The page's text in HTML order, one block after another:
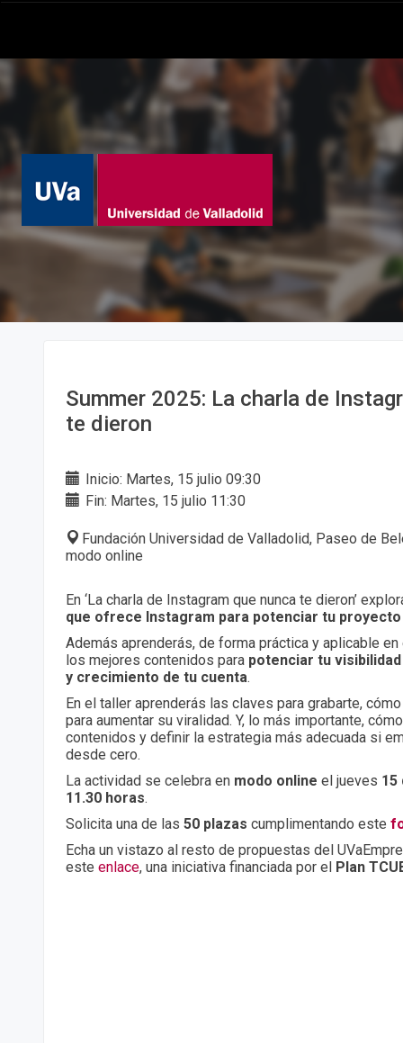
Summer 2025: La charla de
te dieron
Inicio: Martes, 15 julio 09:30
Fin: Martes, 15 julio 11:30
Fundación Universidad de Valladolid, Paseo de
modo online
En ‘La charla de Instagram que nunca te dieron’
que ofrece Instagram para potenciar tu
Además aprenderás, de forma práctica y aplicable en
los mejores contenidos para potenciar tu
y crecimiento de tu cuenta.
En el taller aprenderás las claves para grabarte,
para aumentar su viralidad. Y, lo más importante,
contenidos y definir la estrategia más adecuada si
desde cero.
La actividad se celebra en modo online el jueves 15
11.30 horas.
Solicita una de las 50 plazas cumplimentando este
Echa un vistazo al resto de propuestas del
este enlace, una iniciativa financiada por el Plan